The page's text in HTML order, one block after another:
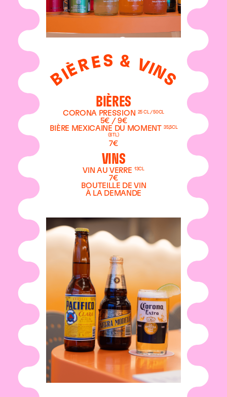
BI
ÈRES & VI
NS
BIÈRES
CORONA PRESSION 25 CL / 50CL
5€ / 9€
BIÈRE MEXICAINE DU MOMENT 35,5CL
(BTL)
7€
VINS
VIN AU VERRE 13CL
7€
BOUTEILLE DE VIN
À LA DEMANDE